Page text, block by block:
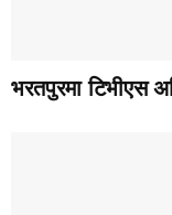
भरतपुरमा टिभीएस